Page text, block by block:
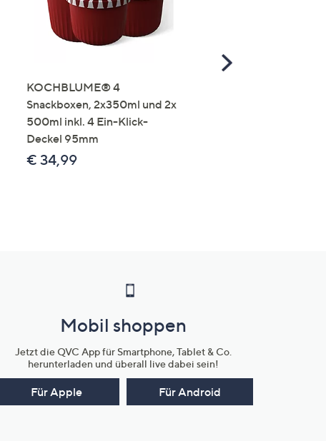
KOCHBLUME® 4
Snackboxen, 2x350ml und 2x
500ml inkl. 4 Ein-Klick-
Deckel 95mm
€ 34,99
Scroll
Mobil shoppen
Jetzt die QVC App für Smartphone, Tablet & Co.
herunterladen und überall live dabei sein!
Für Apple Für Android